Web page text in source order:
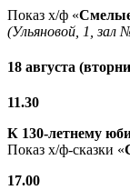
Показ х/ф «
(Ульяновой, 1, зал
18 августа
11.30
К 130-летнему
Показ х/ф-сказки «
17.00